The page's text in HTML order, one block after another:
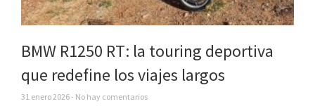
BMW R1250 RT: la touring deportiva
que redefine los viajes largos
31 enero 2026 No hay comentarios